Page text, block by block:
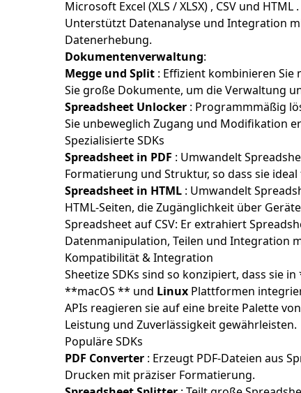
Microsoft Excel (XLS / XLSX) , CSV und HTML .
Unterstützt Datenanalyse und Integration
Datenerhebung.
Dokumentenverwaltung:
Megge und Split : Effizient kombinieren Sie
Sie große Dokumente, um die Verwaltung
Spreadsheet Unlocker : Programmmäßig
Sie unbeweglich Zugang und Modifikation
Spezialisierte SDKs
Spreadsheet in PDF : Umwandelt
Formatierung und Struktur, so dass sie
Spreadsheet in HTML : Umwandelt
HTML-Seiten, die Zugänglichkeit über
Spreadsheet auf CSV: Er extrahiert
Datenmanipulation, Teilen und Integration
Kompatibilität & Integration
Sheetize SDKs sind so konzipiert, dass sie
**macOS ** und Linux Plattformen
APIs reagieren sie auf eine breite Palette
Leistung und Zuverlässigkeit gewährleisten.
Populäre SDKs
PDF Converter : Erzeugt PDF-Dateien aus
Drucken mit präziser Formatierung.